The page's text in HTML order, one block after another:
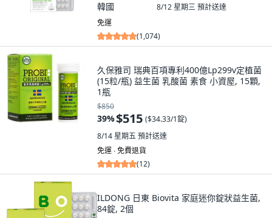
韓國 8/12 星期三預計送達
免運
(1,074)
久保雅司 瑞典百項專利400億Lp299v定植菌
(15粒/瓶) 益生菌 乳酸菌 素食 小資屋, 15顆,
1瓶
$850
39%$515 ($34.33/1錠)
8/14 星期五預計送達
免運 ∙ 免費退貨
(12)
ILDONG 日東 Biovita 家庭迷你錠狀益生菌,
84錠, 2個